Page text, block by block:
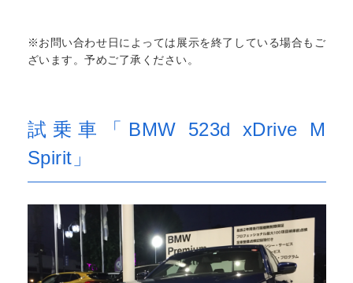
※お問い合わせ日によっては展示を終了している場合もご
ざいます。予めご了承ください。
試乗車「BMW 523d xDrive M
Spirit」